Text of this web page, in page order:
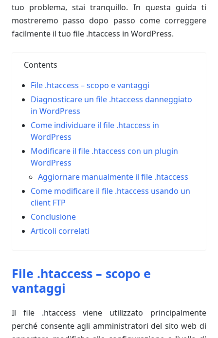
tuo problema, stai tranquillo. In questa guida ti
mostreremo passo dopo passo come correggere
facilmente il tuo file .htaccess in WordPress.
Contents
File .htaccess – scopo e vantaggi
Diagnosticare un file .htaccess danneggiato
in WordPress
Come individuare il file .htaccess in
WordPress
Modificare il file .htaccess con un plugin
WordPress
Aggiornare manualmente il file .htaccess
Come modificare il file .htaccess usando un
client FTP
Conclusione
Articoli correlati
File .htaccess – scopo e
vantaggi
Il file .htaccess viene utilizzato principalmente
perché consente agli amministratori del sito web di